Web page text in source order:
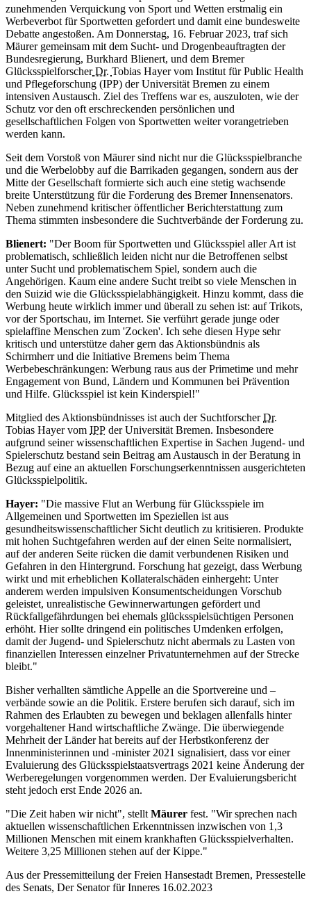
zunehmenden Verquickung von Sport und Wetten erstmalig ein
Werbeverbot für Sportwetten gefordert und damit eine bundesweite
Debatte angestoßen. Am Donnerstag, 16. Februar 2023, traf sich
Mäurer gemeinsam mit dem Sucht- und Drogenbeauftragten der
Bundesregierung, Burkhard Blienert, und dem Bremer
GlücksspielforscherDr. Tobias Hayer vom Institut fürPublic Health
und Pflegeforschung (IPP) der Universität Bremen zu einem
intensiven Austausch. Ziel des Treffens war es, auszuloten, wie der
Schutz vor den oft erschreckenden persönlichen und
gesellschaftlichen Folgen von Sportwetten weiter vorangetrieben
werden kann.
Seit dem Vorstoß von Mäurer sind nicht nur die Glücksspielbranche
und die Werbelobby auf die Barrikaden gegangen, sondern aus der
Mitte der Gesellschaft formierte sich auch eine stetig wachsende
breite Unterstützung für die Forderung des Bremer Innensenators.
Neben zunehmend kritischer öffentlicher Berichterstattung zum
Thema stimmten insbesondere die Suchtverbände der Forderung zu.
Blienert: "DerBoom für Sportwetten und Glücksspiel aller Art ist
problematisch, schließlich leiden nicht nur die Betroffenen selbst
unter Sucht und problematischem Spiel, sondern auch die
Angehörigen. Kaum eine andere Sucht treibt so viele Menschen in
den Suizid wie die Glücksspielabhängigkeit. Hinzu kommt, dass die
Werbung heute wirklich immer und überall zu sehen ist: auf Trikots,
vor der Sportschau, im Internet. Sie verführt gerade junge oder
spielaffine Menschen zum 'Zocken'. Ich sehe diesen Hype sehr
kritisch und unterstütze daher gern das Aktionsbündnis als
Schirmherr und die Initiative Bremens beim Thema
Werbebeschränkungen: Werbung raus aus derPrimetime und mehr
Engagement von Bund, Ländern und Kommunen bei Prävention
und Hilfe. Glücksspiel ist kein Kinderspiel!"
Mitglied des Aktionsbündnisses ist auch der SuchtforscherDr.
Tobias Hayer vom IPP der Universität Bremen. Insbesondere
aufgrund seiner wissenschaftlichen Expertise in Sachen Jugend- und
Spielerschutz bestand sein Beitrag am Austausch in der Beratung in
Bezug auf eine an aktuellen Forschungserkenntnissen ausgerichteten
Glücksspielpolitik.
Hayer: "Die massive Flut an Werbung für Glücksspiele im
Allgemeinen und Sportwetten im Speziellen ist aus
gesundheitswissenschaftlicher Sicht deutlich zu kritisieren. Produkte
mit hohen Suchtgefahren werden auf der einen Seite normalisiert,
auf der anderen Seite rücken die damit verbundenen Risiken und
Gefahren in den Hintergrund. Forschung hat gezeigt, dass Werbung
wirkt und mit erheblichen Kollateralschäden einhergeht: Unter
anderem werden impulsiven Konsumentscheidungen Vorschub
geleistet, unrealistische Gewinnerwartungen gefördert und
Rückfallgefährdungen bei ehemals glücksspielsüchtigen Personen
erhöht. Hier sollte dringend ein politisches Umdenken erfolgen,
damit der Jugend- und Spielerschutz nicht abermals zu Lasten von
finanziellen Interessen einzelner Privatunternehmen auf der Strecke
bleibt."
Bisher verhallten sämtliche Appelle an die Sportvereine und –
verbände sowie an die Politik. Erstere berufen sich darauf, sich im
Rahmen des Erlaubten zu bewegen und beklagen allenfalls hinter
vorgehaltener Hand wirtschaftliche Zwänge. Die überwiegende
Mehrheit der Länder hat bereits auf der Herbstkonferenz der
Innenministerinnen und -minister 2021 signalisiert, dass vor einer
Evaluierung des Glücksspielstaatsvertrags 2021 keine Änderung der
Werberegelungen vorgenommen werden. Der Evaluierungsbericht
steht jedoch erst Ende 2026 an.
"Die Zeit haben wir nicht", stellt Mäurer fest. "Wir sprechen nach
aktuellen wissenschaftlichen Erkenntnissen inzwischen von 1,3
Millionen Menschen mit einem krankhaften Glücksspielverhalten.
Weitere 3,25 Millionen stehen auf der Kippe."
Aus der Pressemitteilung der Freien Hansestadt Bremen, Pressestelle
des Senats, Der Senator für Inneres 16.02.2023